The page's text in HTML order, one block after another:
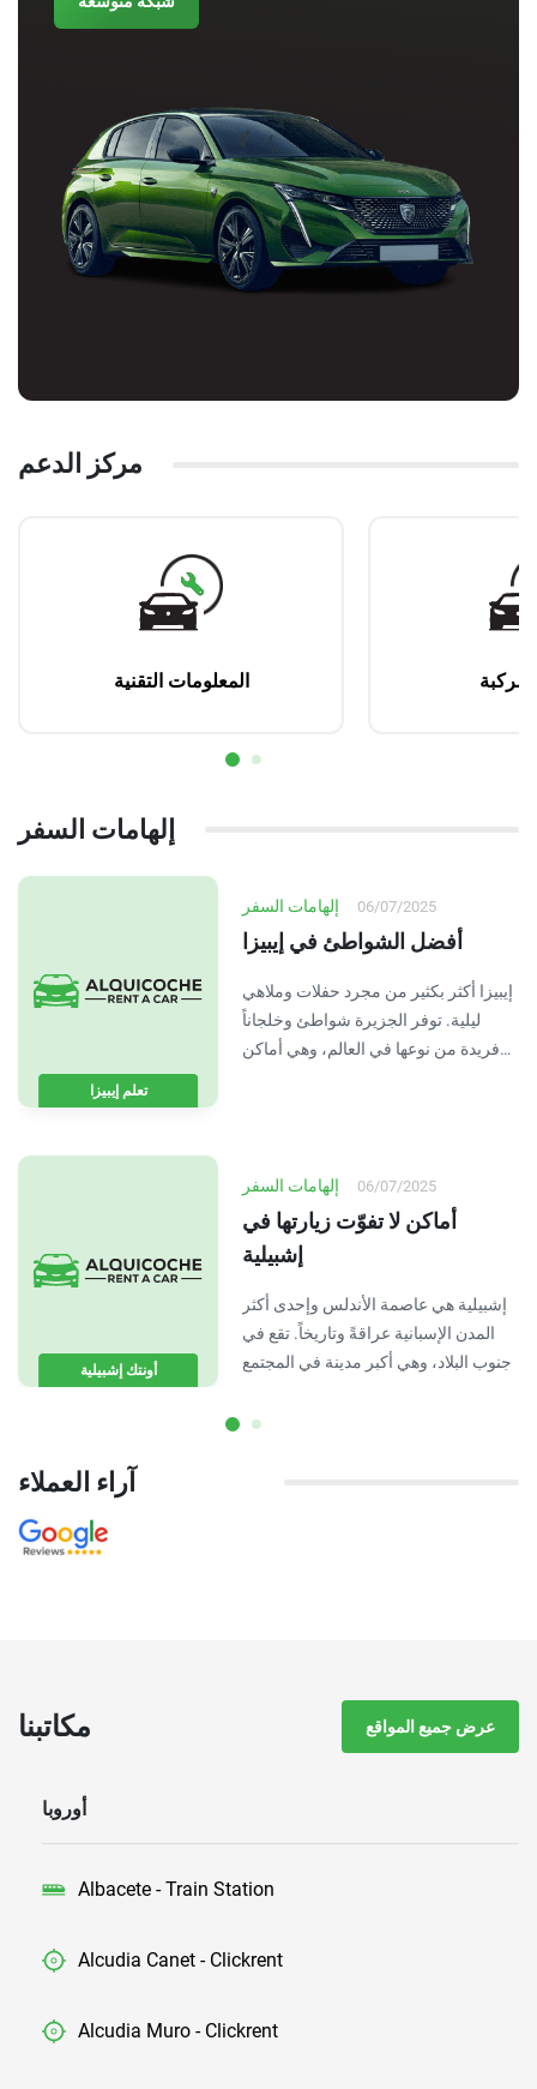
مركز الدعم
المعلومات التقنية
إلهامات السفر
تعلم إيبيزا
إلهامات السفر 06/07/2025
أفضل الشواطئ في إيبيزا
إيبيزا أكثر بكثير من مجرد حفلات وملاهي
ليلية. توفر الجزيرة شواطئ وخلجاناً
فريدة من نوعها في العالم، وهي أماكن
أونتك إشبيلية
إلهامات السفر 06/07/2025
أماكن لا تفوّت زيارتها في
إشبيلية
إشبيلية هي عاصمة الأندلس وإحدى أكثر
المدن الإسبانية عراقةً وتاريخاً. تقع في
جنوب البلاد، وهي أكبر مدينة في المجتمع
آراء العملاء
مكاتبنا عرض جميع المواقع
أوروبا
Albacete - Train Station
Alcudia Canet - Clickrent
Alcudia Muro - Clickrent